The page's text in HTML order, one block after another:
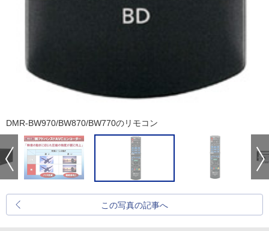
DMR-BW970/BW870/BW770のリモコン
この写真の記事へ